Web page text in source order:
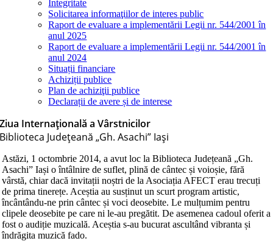
Integritate
Solicitarea informaţiilor de interes public
Raport de evaluare a implementării Legii nr. 544/2001 în
anul 2025
Raport de evaluare a implementării Legii nr. 544/2001 în
anul 2024
Situații financiare
Achiziții publice
Plan de achiziţii publice
Declarații de avere și de interese
Ziua Internaţională a Vârstnicilor
Biblioteca Judeţeană „Gh. Asachi” Iaşi
Astăzi, 1 octombrie 2014, a avut loc la Biblioteca Județeană „Gh.
Asachi” Iași o întâlnire de suflet, plină de cântec și voioșie, fără
vârstă, chiar dacă invitații noștri de la Asociația AFECT erau trecuți
de prima tinerețe. Aceștia au susținut un scurt program artistic,
încântându-ne prin cântec și voci deosebite. Le mulțumim pentru
clipele deosebite pe care ni le-au pregătit. De asemenea cadoul oferit a
fost o audiție muzicală. Aceștia s-au bucurat ascultând vibranta și
îndrăgita muzică fado.